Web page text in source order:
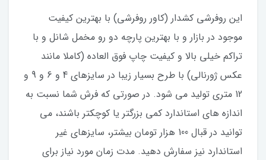
این روفرشی کشدار (کاور روفرشی) با بهترین کیفیت
موجود در بازار و با بهترین پارچه دو رو مخمل شانل و با
تراکم خیلی بالا و کیفیت چاپ فوق العاده (کاملا مانند
عکس ژورنالی) با طرح بسیار زیبا در سایزهای 4 و 6 و 9 و
12 متری تولید می شود. در صورتی که فرش شما نسبت به
اندازه های استاندارد کمی بزرگتر یا کوچکتر باشند، می
توانید در قبال 100 هزار تومان بیشتر، سایزهای غیر
استاندارد نیز سفارش دهید. مدت زمان مورد نیاز برای